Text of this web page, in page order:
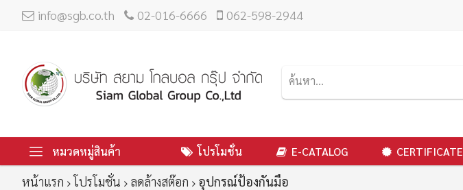
info@sgb.co.th 02-016-6666 062-598-2944
หมวดหมู่สินค้า โปรโมชั่น E-CATALOG CERTIFICATE
หน้าแรก โปรโมชั่น ลดล้างสต๊อก อุปกรณ์ป้องกันมือ